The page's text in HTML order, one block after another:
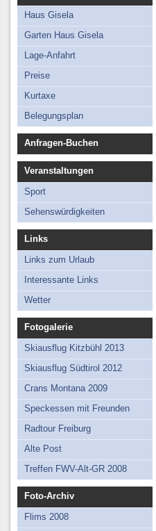
Garten Haus Gisela
Lage-Anfahrt
Preise
Belegungsplan
Haus Gisela
Garten Haus Gisela
Lage-Anfahrt
Preise
Kurtaxe
Belegungsplan
Anfragen-Buchen
Veranstaltungen
Sport
Sehenswürdigkeiten
Links
Links zum Urlaub
Interessante Links
Wetter
Fotogalerie
Skiausflug Kitzbühl 2013
Skiausflug Südtirol 2012
Crans Montana 2009
Speckessen mit Freunden
Radtour Freiburg
Alte Post
Treffen FWV-Alt-GR 2008
Foto-Archiv
Flims 2008